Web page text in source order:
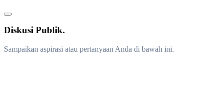
Diskusi Publik.
Sampaikan aspirasi atau pertanyaan Anda di bawah ini.